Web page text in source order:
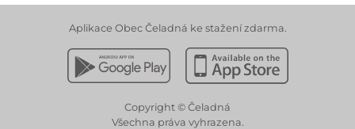
Aplikace Obec Čeladná ke stažení zdarma.
Stáhnout z Google PlayStáhnout z Apple App
Copyright © Čeladná
Všechna práva vyhrazena.